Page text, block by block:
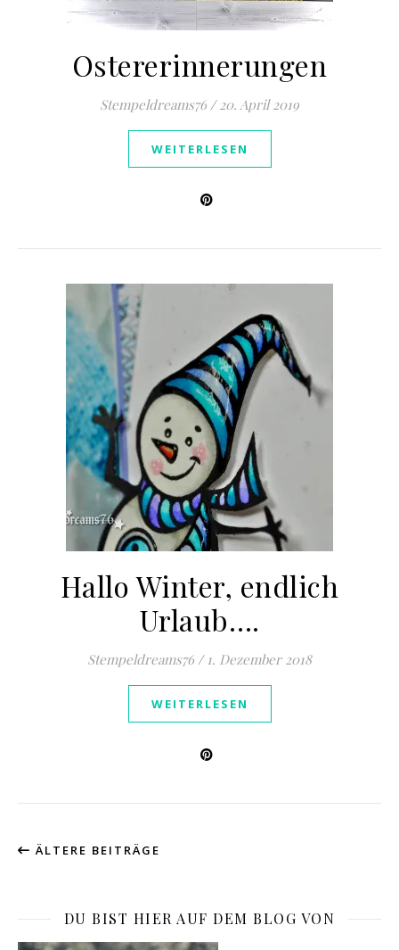
Ostererinnerungen
Stempeldreams76 / 20. April 2019
WEITERLESEN
Hallo Winter, endlich
Urlaub….
Stempeldreams76 / 1. Dezember 2018
WEITERLESEN
ÄLTERE BEITRÄGE
DU BIST HIER AUF DEM BLOG VON